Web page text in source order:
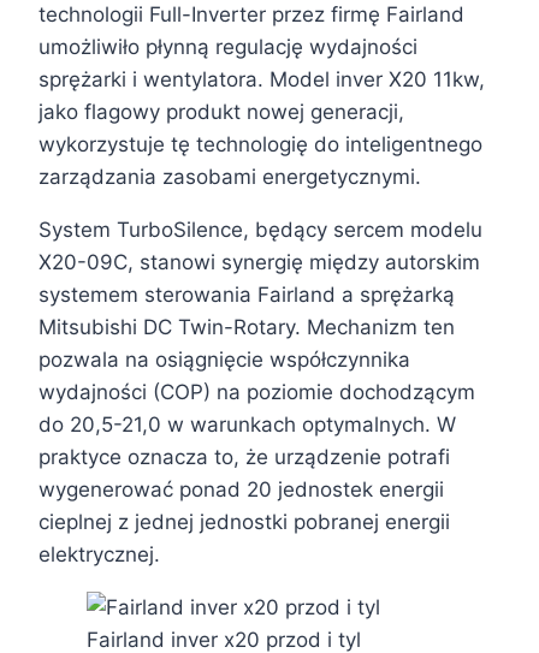
technologii Full-Inverter przez firmę Fairland
umożliwiło płynną regulację wydajności
sprężarki i wentylatora. Model inver X20 11kw,
jako flagowy produkt nowej generacji,
wykorzystuje tę technologię do inteligentnego
zarządzania zasobami energetycznymi.
System TurboSilence, będący sercem modelu
X20-09C, stanowi synergię między autorskim
systemem sterowania Fairland a sprężarką
Mitsubishi DC Twin-Rotary. Mechanizm ten
pozwala na osiągnięcie współczynnika
wydajności (COP) na poziomie dochodzącym
do 20,5-21,0 w warunkach optymalnych. W
praktyce oznacza to, że urządzenie potrafi
wygenerować ponad 20 jednostek energii
cieplnej z jednej jednostki pobranej energii
elektrycznej.
Fairland inver x20 przod i tyl